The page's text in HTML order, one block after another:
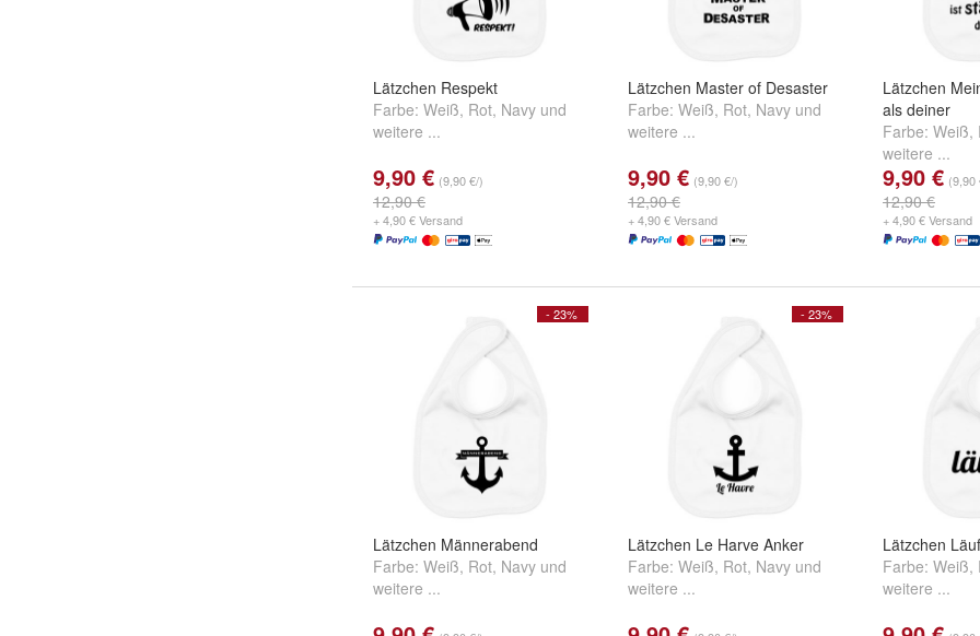
Lätzchen Respekt
Farbe: Weiß, Rot, Navy und
weitere ...
9,90 € (9,90 €/)
12,90 €
+ 4,90 € Versand
Lätzchen Master of Desaster
Farbe: Weiß, Rot, Navy und
weitere ...
9,90 € (9,90 €/)
12,90 €
+ 4,90 € Versand
Lätzchen
als deiner
Farbe: Weiß,
weitere ...
9,90 € (9,90
12,90 €
+ 4,90 € Versand
- 23%
Lätzchen Männerabend
Farbe: Weiß, Rot, Navy und
weitere ...
- 23%
Lätzchen Le Harve Anker
Farbe: Weiß, Rot, Navy und
weitere ...
Lätzchen
Farbe: Weiß,
weitere ...